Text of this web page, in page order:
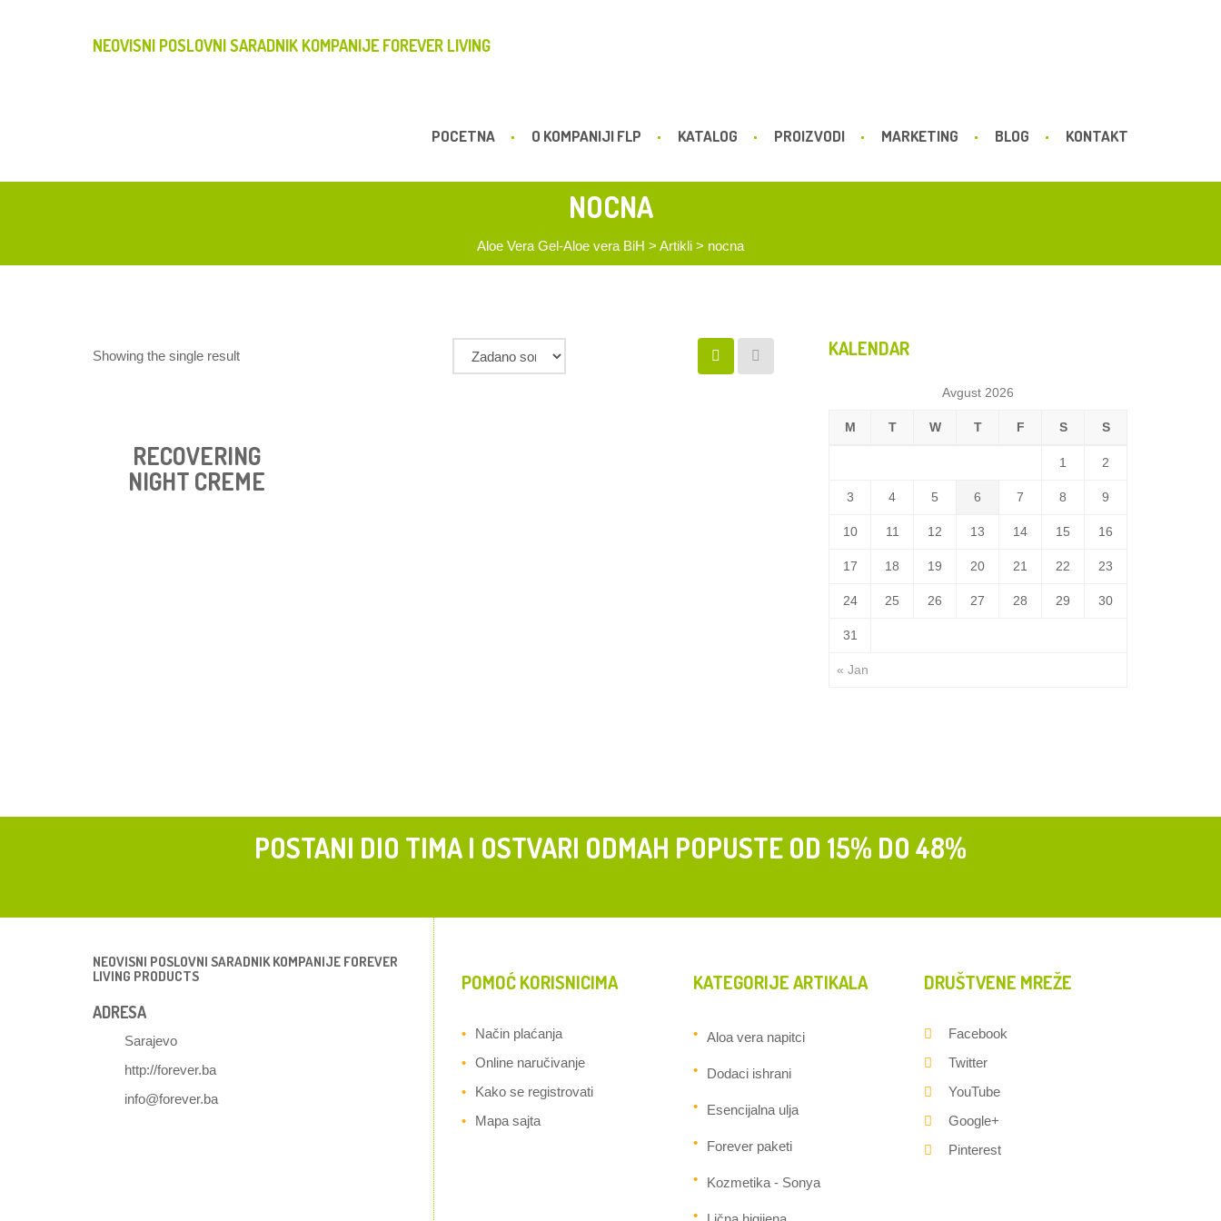
NEOVISNI POSLOVNI SARADNIK KOMPANIJE FOREVER LIVING
POCETNA O KOMPANIJI FLP KATALOG PROIZVODI MARKETING BLOG KONTAKT
NOCNA
Aloe Vera Gel-Aloe vera BiH > Artikli > nocna
Showing the single result
RECOVERING
NIGHT CREME
KALENDAR
Avgust 2026
M T W T F S S
« Jan
1 2
3 4 5 6 7 8 9
10 11 12 13 14 15 16
17 18 19 20 21 22 23
24 25 26 27 28 29 30
31
POSTANI DIO TIMA I OSTVARI ODMAH POPUSTE OD 15% DO 48%
NEOVISNI POSLOVNI SARADNIK KOMPANIJE FOREVER
LIVING PRODUCTS
ADRESA
Sarajevo
http://forever.ba
info@forever.ba
POMOĆ KORISNICIMA
Način plaćanja
Online naručivanje
Kako se registrovati
Mapa sajta
KATEGORIJE ARTIKALA
Aloa vera napitci
Dodaci ishrani
Esencijalna ulja
Forever paketi
Kozmetika - Sonya
DRUŠTVENE MREŽE
Facebook
Twitter
YouTube
Google+
Pinterest